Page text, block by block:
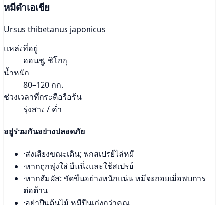
หมีดำเอเชีย
Ursus thibetanus japonicus
แหล่งที่อยู่
ฮอนชู, ชิโกกุ
น้ำหนัก
80–120 กก.
ช่วงเวลาที่กระตือรือร้น
รุ่งสาง / ค่ำ
อยู่ร่วมกันอย่างปลอดภัย
·ส่งเสียงขณะเดิน; พกสเปรย์ไล่หมี
·หากถูกพุ่งใส่ ยืนนิ่งและใช้สเปรย์
·หากสัมผัส: ขัดขืนอย่างหนักแน่น หมีจะถอยเมื่อพบการ
ต่อต้าน
·อย่าปีนต้นไม้ หมีปีนเก่งกว่าคุณ